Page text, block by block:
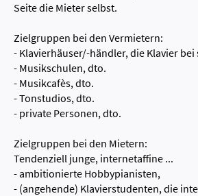
Seite die Mieter selbst.
Zielgruppen bei den Vermietern:
- Klavierhäuser/-händler, die Klavier bei
- Musikschulen, dto.
- Musikcafès, dto.
- Tonstudios, dto.
- private Personen, dto.
Zielgruppen bei den Mietern:
Tendenziell junge, internetaffine ...
- ambitionierte Hobbypianisten,
- (angehende) Klavierstudenten, die